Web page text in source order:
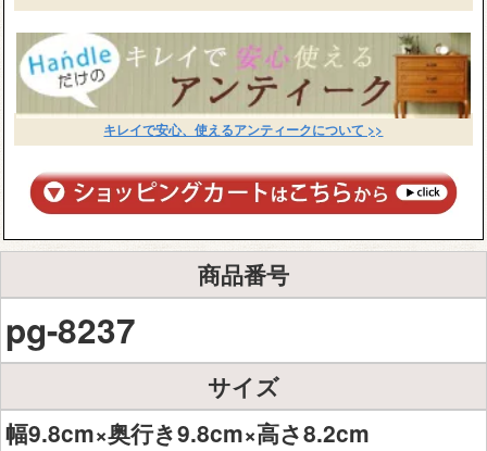
キレイで安心、使えるアンティークについて >>
商品番号
pg-8237
サイズ
幅9.8cm×奥行き9.8cm×高さ8.2cm